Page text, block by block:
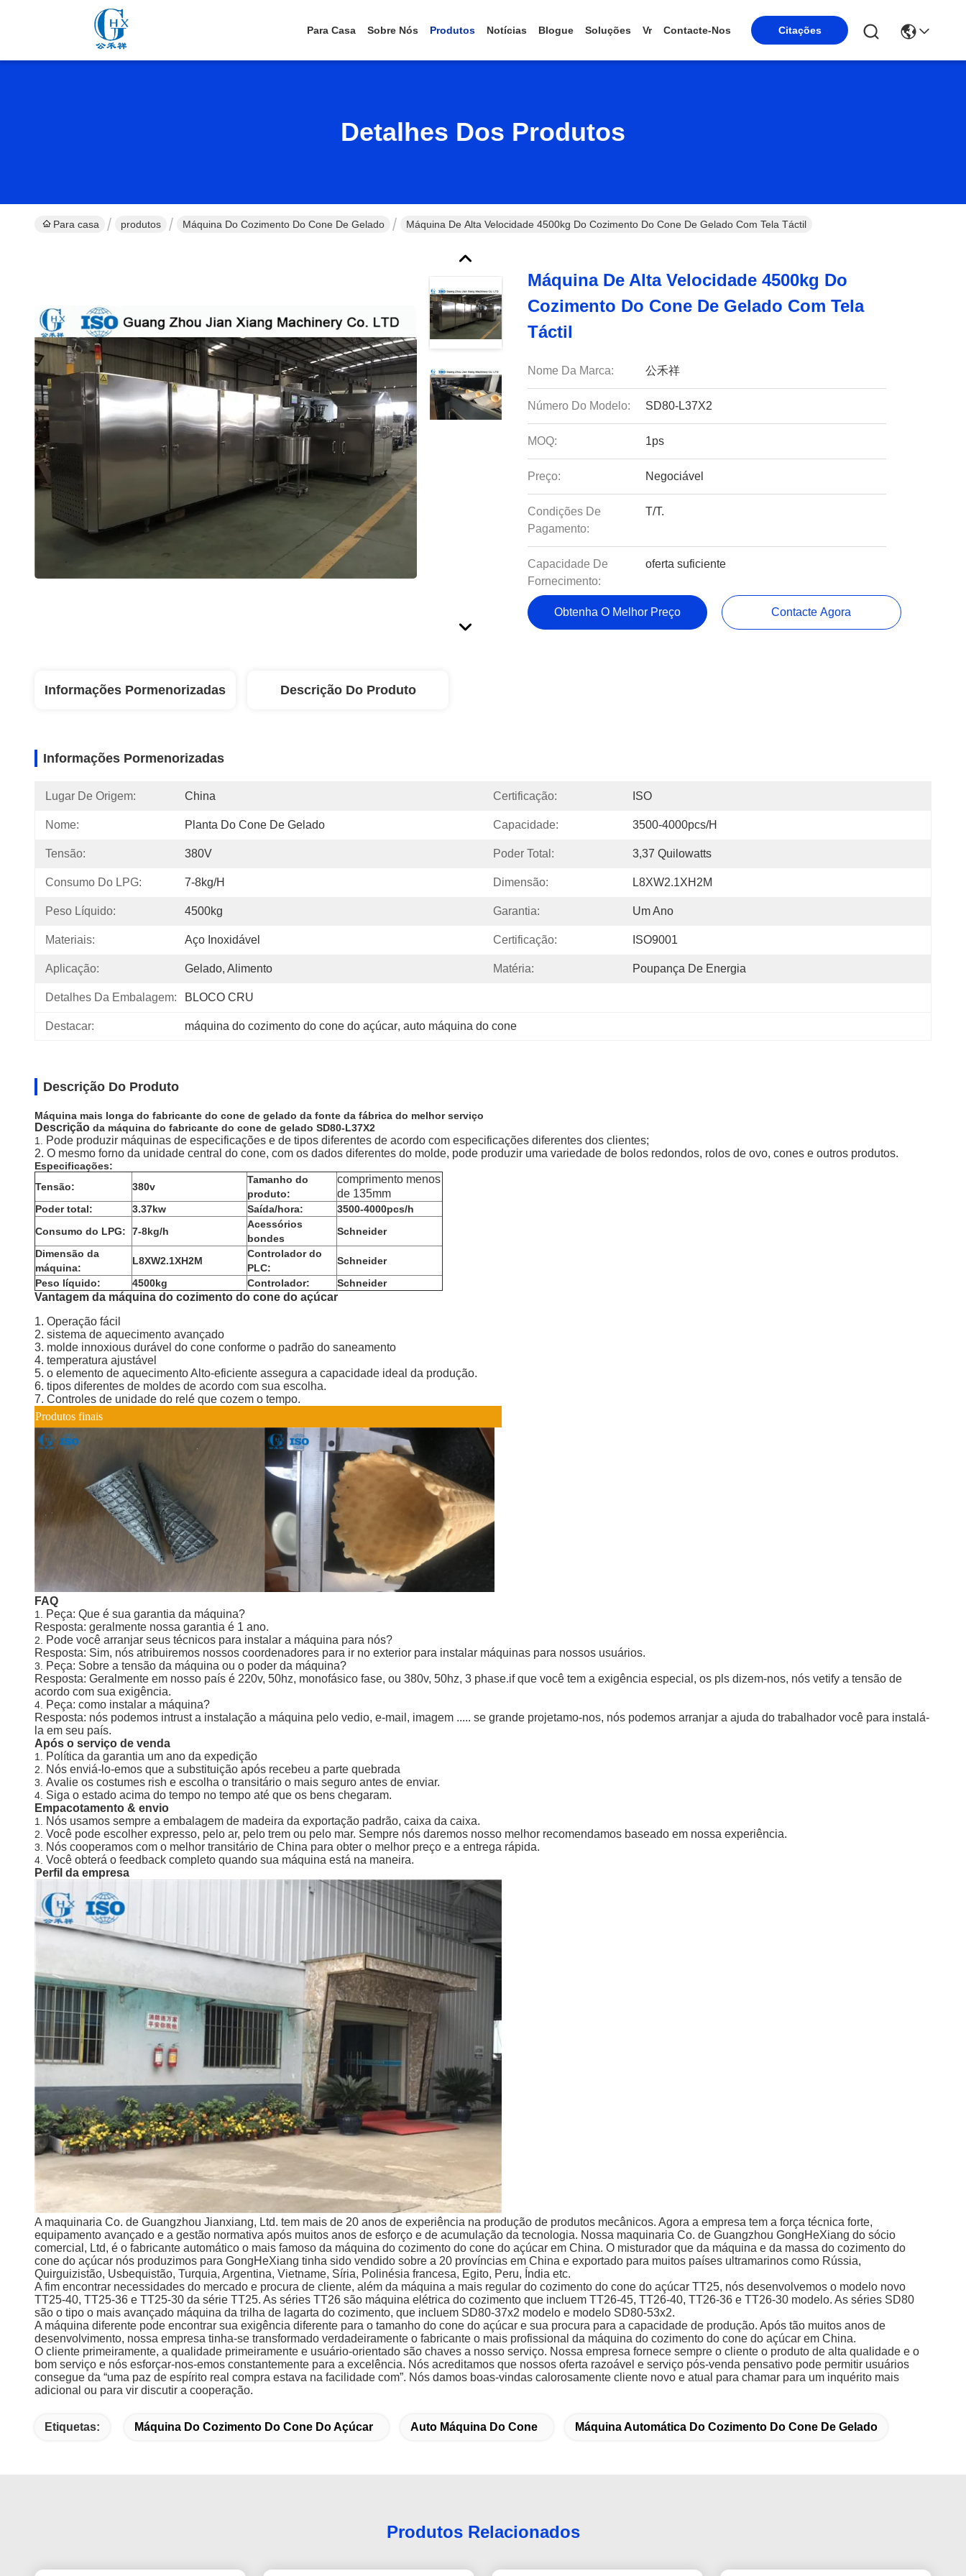
Para Casa Sobre Nós Produtos Notícias Blogue Soluções Vr Contacte-Nos Citações
Detalhes Dos Produtos
Para casa produtos Máquina Do Cozimento Do Cone De Gelado Máquina De Alta Velocidade 4500kg Do Cozimento Do Cone De Gelado Com Tela Táctil
Máquina De Alta Velocidade 4500kg Do
Cozimento Do Cone De Gelado Com Tela
Táctil
Nome Da Marca: 公禾祥
Número Do Modelo: SD80-L37X2
MOQ: 1ps
Preço: Negociável
Condições De
Pagamento:
T/T.
Capacidade De
Fornecimento:
oferta suficiente
Obtenha O Melhor Preço Contacte Agora
Informações Pormenorizadas Descrição Do Produto
Informações Pormenorizadas
Lugar De Origem: China Certificação: ISO
Nome: Planta Do Cone De Gelado Capacidade: 3500-4000pcs/h
Tensão: 380V Poder Total: 3,37 Quilowatts
Consumo Do LPG: 7-8kg/h Dimensão: L8XW2.1XH2M
Peso Líquido: 4500kg Garantia: Um Ano
Materiais: Aço Inoxidável Certificação: ISO9001
Aplicação: Gelado, Alimento Matéria: Poupança De Energia
Detalhes Da Embalagem: BLOCO CRU
Destacar: máquina do cozimento do cone do açúcar, auto máquina do cone
Descrição Do Produto
Máquina mais longa do fabricante do cone de gelado da fonte da fábrica do melhor serviço
Descrição da máquina do fabricante do cone de gelado SD80-L37X2
1.
Pode produzir máquinas de especificações e de tipos diferentes de acordo com especificações diferentes dos clientes;
2. O mesmo forno da unidade central do cone, com os dados diferentes do molde, pode produzir uma variedade de bolos redondos, rolos de ovo, cones e outros produtos.
Especificações:
Tensão:
380v
Tamanho do
produto:
comprimento menos
de 135mm
Poder total: 3.37kw Saída/hora:
3500-4000pcs/h
Consumo do LPG:
7-8kg/h
Acessórios
bondes
Schneider
Dimensão da
máquina:
L8XW2.1XH2M
Controlador do
PLC:
Schneider
Peso líquido:
4500kg Controlador: Schneider
Vantagem da máquina do cozimento do cone do açúcar
1. Operação fácil
2. sistema de aquecimento avançado
3. molde innoxious durável do cone conforme o padrão do saneamento
4. temperatura ajustável
5. o elemento de aquecimento Alto-eficiente assegura a capacidade ideal da produção.
6. tipos diferentes de moldes de acordo com sua escolha.
7. Controles de unidade do relé que cozem o tempo.
Produtos finais
FAQ
1.
Peça: Que é sua garantia da máquina?
Resposta: geralmente nossa garantia é 1 ano.
2.
Pode você arranjar seus técnicos para instalar a máquina para nós?
Resposta: Sim, nós atribuiremos nossos coordenadores para ir no exterior para instalar máquinas para nossos usuários.
3.
Peça: Sobre a tensão da máquina ou o poder da máquina?
Resposta: Geralmente em nosso país é 220v, 50hz, monofásico fase, ou 380v, 50hz, 3 phase.if que você tem a exigência especial, os pls dizem-nos, nós vetify a tensão de
acordo com sua exigência.
4.
Peça: como instalar a máquina?
Resposta: nós podemos intrust a instalação a máquina pelo vedio, e-mail, imagem ..... se grande projetamo-nos, nós podemos arranjar a ajuda do trabalhador você para instalá-
la em seu país.
Após o serviço de venda
1. Política da garantia um ano da expedição
2. Nós enviá-lo-emos que a substituição após recebeu a parte quebrada
3. Avalie os costumes rish e escolha o transitário o mais seguro antes de enviar.
4. Siga o estado acima do tempo no tempo até que os bens chegaram.
Empacotamento & envio
1. Nós usamos sempre a embalagem de madeira da exportação padrão, caixa da caixa.
2. Você pode escolher expresso, pelo ar, pelo trem ou pelo mar. Sempre nós daremos nosso melhor recomendamos baseado em nossa experiência.
3. Nós cooperamos com o melhor transitário de China para obter o melhor preço e a entrega rápida.
4. Você obterá o feedback completo quando sua máquina está na maneira.
Perfil da empresa
A maquinaria Co. de Guangzhou Jianxiang, Ltd. tem mais de 20 anos de experiência na produção de produtos mecânicos. Agora a empresa tem a força técnica forte,
equipamento avançado e a gestão normativa após muitos anos de esforço e de acumulação da tecnologia. Nossa maquinaria Co. de Guangzhou GongHeXiang do sócio
comercial, Ltd, é o fabricante automático o mais famoso da máquina do cozimento do cone do açúcar em China. O misturador que da máquina e da massa do cozimento do
cone do açúcar nós produzimos para GongHeXiang tinha sido vendido sobre a 20 províncias em China e exportado para muitos países ultramarinos como Rússia,
Quirguizistão, Usbequistão, Turquia, Argentina, Vietname, Síria, Polinésia francesa, Egito, Peru, Índia etc.
A fim encontrar necessidades do mercado e procura de cliente, além da máquina a mais regular do cozimento do cone do açúcar TT25, nós desenvolvemos o modelo novo
TT25-40, TT25-36 e TT25-30 da série TT25. As séries TT26 são máquina elétrica do cozimento que incluem TT26-45, TT26-40, TT26-36 e TT26-30 modelo. As séries SD80
são o tipo o mais avançado máquina da trilha de lagarta do cozimento, que incluem SD80-37x2 modelo e modelo SD80-53x2.
A máquina diferente pode encontrar sua exigência diferente para o tamanho do cone do açúcar e sua procura para a capacidade de produção. Após tão muitos anos de
desenvolvimento, nossa empresa tinha-se transformado verdadeiramente o fabricante o mais profissional da máquina do cozimento do cone do açúcar em China.
O cliente primeiramente, a qualidade primeiramente e usuário-orientado são chaves a nosso serviço. Nossa empresa fornece sempre o cliente o produto de alta qualidade e o
bom serviço e nós esforçar-nos-emos constantemente para a excelência. Nós acreditamos que nossos oferta razoável e serviço pós-venda pensativo pode permitir usuários
consegue da “uma paz de espírito real compra estava na facilidade com”. Nós damos boas-vindas calorosamente cliente novo e atual para chamar para um inquérito mais
adicional ou para vir discutir a cooperação.
Etiquetas: Máquina Do Cozimento Do Cone Do Açúcar Auto Máquina Do Cone Máquina Automática Do Cozimento Do Cone De Gelado
Produtos Relacionados